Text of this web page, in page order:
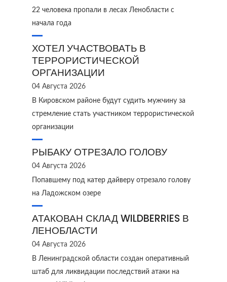
22 человека пропали в лесах Ленобласти с
начала года
ХОТЕЛ УЧАСТВОВАТЬ В
ТЕРРОРИСТИЧЕСКОЙ
ОРГАНИЗАЦИИ
04 Августа 2026
В Кировском районе будут судить мужчину за
стремление стать участником террористической
организации
РЫБАКУ ОТРЕЗАЛО ГОЛОВУ
04 Августа 2026
Попавшему под катер дайверу отрезало голову
на Ладожском озере
АТАКОВАН СКЛАД WILDBERRIES В
ЛЕНОБЛАСТИ
04 Августа 2026
В Ленинградской области создан оперативный
штаб для ликвидации последствий атаки на